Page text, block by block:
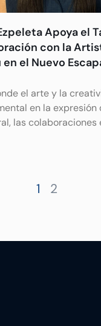
Apoya el
con la
el Nuevo
el arte y la
en la expresión
las colaboraciones
1 2